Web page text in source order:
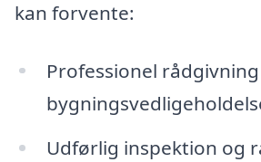
kan forvente:
Professionel
Udførlig inspektion og